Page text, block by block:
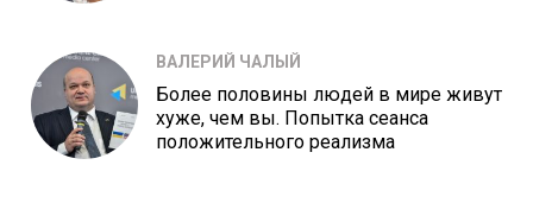
ВАЛЕРИЙ ЧАЛЫЙ
Более половины людей в мире живут
хуже, чем вы. Попытка сеанса
положительного реализма